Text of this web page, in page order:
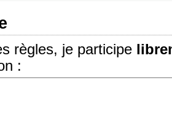
règles, je participe
: